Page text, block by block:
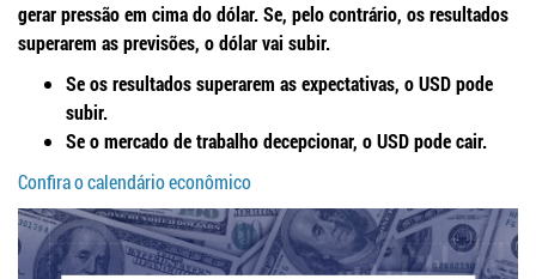
gerar pressão em cima do dólar. Se, pelo contrário, os resultados
superarem as previsões, o dólar vai subir.
Se os resultados superarem as expectativas, o USD pode
subir.
Se o mercado de trabalho decepcionar, o USD pode cair.
Confira o calendário econômico